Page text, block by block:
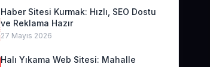
Haber Sitesi Kurmak: Hızlı, SEO Dostu
ve Reklama Hazır
27 Mayıs 2026
Halı Yıkama Web Sitesi: Mahalle